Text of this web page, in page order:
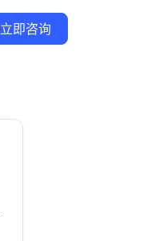
立即咨询